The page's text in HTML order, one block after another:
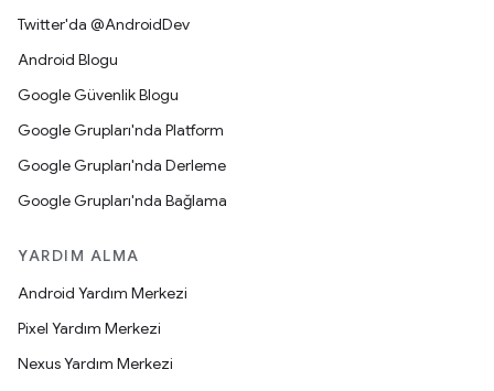
Twitter'da @AndroidDev
Android Blogu
Google Güvenlik Blogu
Google Grupları'nda Platform
Google Grupları'nda Derleme
Google Grupları'nda Bağlama
YARDIM ALMA
Android Yardım Merkezi
Pixel Yardım Merkezi
Nexus Yardım Merkezi